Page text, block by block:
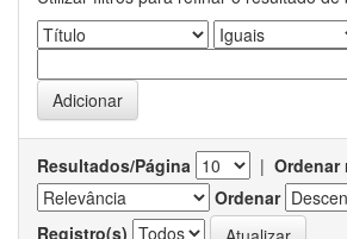
Resultados/Página |
Ordenar
Registro(s)